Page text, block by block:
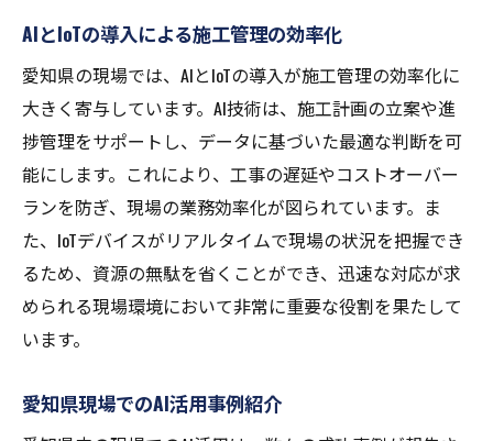
AIとIoTの導入による施工管理の効率化
愛知県の現場では、AIとIoTの導入が施工管理の効率化に
大きく寄与しています。AI技術は、施工計画の立案や進
捗管理をサポートし、データに基づいた最適な判断を可
能にします。これにより、工事の遅延やコストオーバー
ランを防ぎ、現場の業務効率化が図られています。ま
た、IoTデバイスがリアルタイムで現場の状況を把握でき
るため、資源の無駄を省くことができ、迅速な対応が求
められる現場環境において非常に重要な役割を果たして
います。
愛知県現場でのAI活用事例紹介